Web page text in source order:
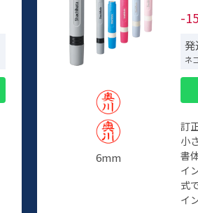
6mm
-
発
ネ
訂
小
書
イ
式
イ